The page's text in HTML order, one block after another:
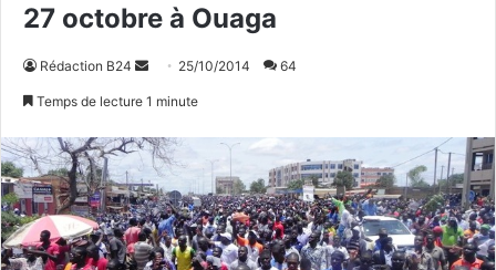
27 octobre à Ouaga
Rédaction B24
o
y
e
r
u
25/10/2014 64
Temps de lecture 1 minute